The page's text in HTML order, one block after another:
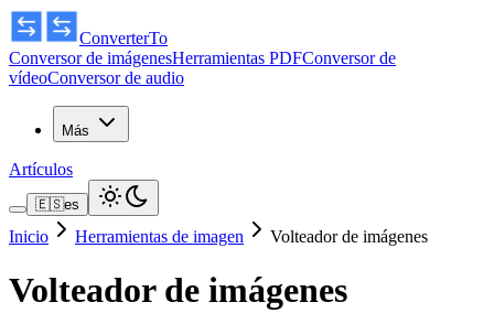
ConverterTo
Conversor de imágenesHerramientas PDFConversor de
vídeoConversor de audio
Más
Artículos
🇪🇸es
Inicio Herramientas de imagen Volteador de imágenes
Volteador de imágenes